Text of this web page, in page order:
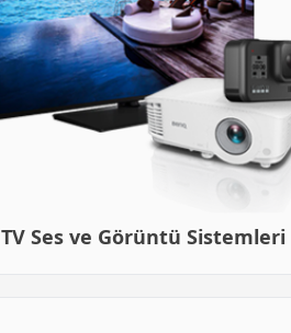
TV Ses ve Görüntü Sistemleri